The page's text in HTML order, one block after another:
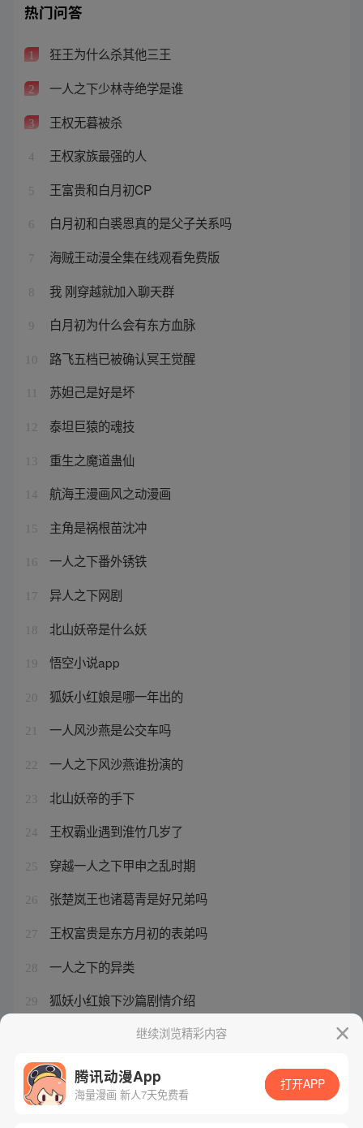
热门问答
1 狂王为什么杀其他三王
2 一人之下少林寺绝学是谁
3 王权无暮被杀
4 王权家族最强的人
5 王富贵和白月初CP
6 白月初和白裘恩真的是父子关系吗
7 海贼王动漫全集在线观看免费版
8 我 刚穿越就加入聊天群
9 白月初为什么会有东方血脉
10 路飞五档已被确认冥王觉醒
苏妲己是好是坏
12 泰坦巨猿的魂技
13 重生之魔道蛊仙
14 航海王漫画风之动漫画
15 主角是祸根苗沈冲
16 一人之下番外锈铁
17 异人之下网剧
18 北山妖帝是什么妖
19 悟空小说app
20 狐妖小红娘是哪一年出的
21 一人风沙燕是公交车吗
22 一人之下风沙燕谁扮演的
23 北山妖帝的手下
24 王权霸业遇到淮竹几岁了
25 穿越一人之下甲申之乱时期
26 张楚岚王也诸葛青是好兄弟吗
27 王权富贵是东方月初的表弟吗
28 一人之下的异类
29 狐妖小红娘下沙篇剧情介绍
继续浏览精彩内容
腾讯动漫App
海量漫画 新人7天免费看
打开APP